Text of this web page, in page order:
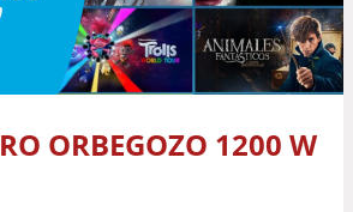
ORBEGOZO 1200 W